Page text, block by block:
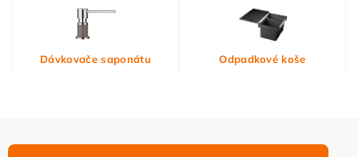
Dávkovače saponátu Odpadkové koše